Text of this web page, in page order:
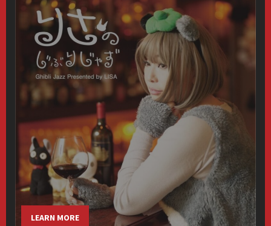
LEARN MORE